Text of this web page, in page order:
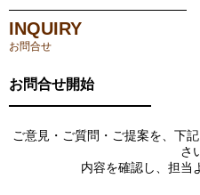
INQUIRY
お問合せ
お問合せ開始
ご意見・ご質問・ご提案を、下
さ
内容を確認し、担当